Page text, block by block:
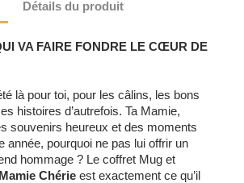
Détails du produit
VA FAIRE FONDRE LE CŒUR DE
là pour toi, pour les câlins, les bons
histoires d’autrefois. Ta Mamie,
souvenirs heureux et des moments
année, pourquoi ne pas lui offrir un
hommage ? Le coffret Mug et
Mamie Chérie est exactement ce qu’il